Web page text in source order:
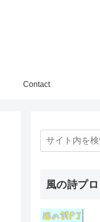
Contact
風の詩プ